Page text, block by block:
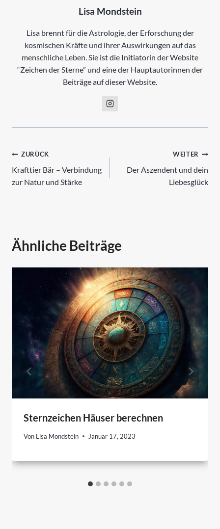
Lisa Mondstein
Lisa brennt für die Astrologie, der Erforschung der
kosmischen Kräfte und ihrer Auswirkungen auf das
menschliche Leben. Sie ist die Initiatorin der Website
“Zeichen der Sterne” und eine der Hauptautorinnen der
Beiträge auf dieser Website.
Beitrags-
Navigation
ZURÜCK
Krafttier Bär – Verbindung
zur Natur und Stärke
WEITER
Der Aszendent und dein
Liebesglück
Ähnliche Beiträge
Sternzeichen Häuser berechnen
Von Lisa Mondstein Januar 17, 2023